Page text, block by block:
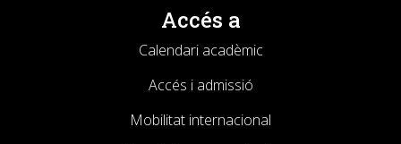
Accés a
Calendari acadèmic
Accés i admissió
Mobilitat internacional